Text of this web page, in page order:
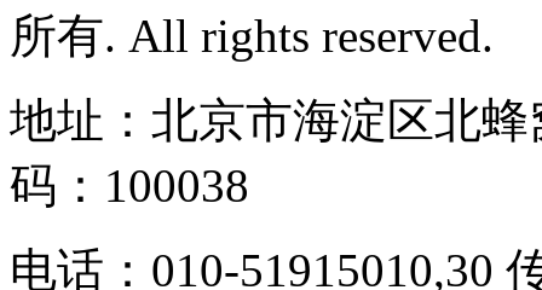
所有. All rights reserved.
地址：北京市海淀区北
码：100038
电话：010-51915010,30